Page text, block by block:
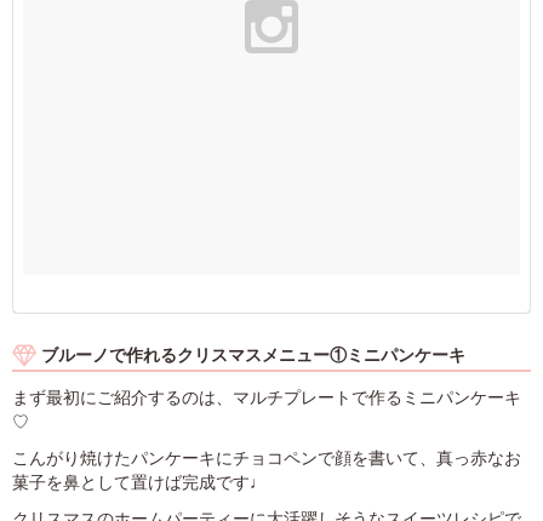
ブルーノで作れるクリスマスメニュー①ミニパンケーキ
まず最初にご紹介するのは、マルチプレートで作るミニパンケーキ
♡
こんがり焼けたパンケーキにチョコペンで顔を書いて、真っ赤なお
菓子を鼻として置けば完成です♩